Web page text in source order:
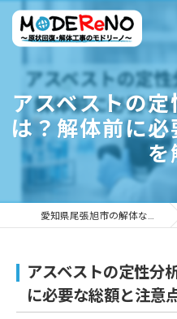
アスベストの
は？解体前に
愛知県尾張旭市の解体ならMODEReNO ～原状回復・解体工事のモドリーノ～
アスベストの定性分
に必要な総額と注意